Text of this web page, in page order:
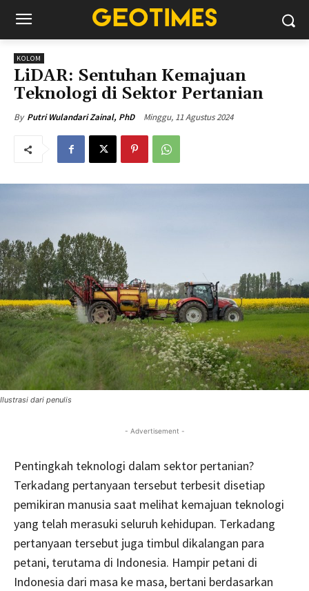
KOLOM
LiDAR: Sentuhan Kemajuan
Teknologi di Sektor Pertanian
By Putri Wulandari Zainal, PhD Minggu, 11 Agustus 2024
Ilustrasi dari penulis
- Advertisement -
Pentingkah teknologi dalam sektor pertanian?
Terkadang pertanyaan tersebut terbesit disetiap
pemikiran manusia saat melihat kemajuan teknologi
yang telah merasuki seluruh kehidupan. Terkadang
pertanyaan tersebut juga timbul dikalangan para
petani, terutama di Indonesia. Hampir petani di
Indonesia dari masa ke masa, bertani berdasarkan